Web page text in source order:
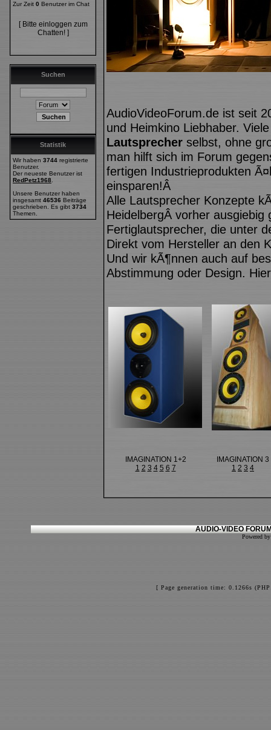
Zur Zeit 0 Benutzer im Chat
[ Bitte einloggen zum
Chatten! ]
Suchen
Statistik
Wir haben 3744 registrierte
Benutzer.
Der neueste Benutzer ist
RedPetz1968
Unsere Benutzer haben
insgesamt 46536 Beiträge
geschrieben. Es gibt 3734
Themen.
AudioVideoForum.de ist seit
und Heimkino Liebhaber.
Lautsprecher selbst, ohne
man hilft sich im Forum
fertigen Industrieprodukten
einsparen!Â
Alle Lautsprecher Konzepte
HeidelbergÂ vorher
Fertiglautsprecher, die unter
Direkt vom Hersteller an den
Und wir kÃ¶nnen auch auf
Abstimmung oder Design.
IMAGINATION 1+2
1 2 3 4 5 6 7
IMAGINATION 3
1 2 3 4
AUDIO-VIDEO
Powered
[ Page generation time: 0.1266s